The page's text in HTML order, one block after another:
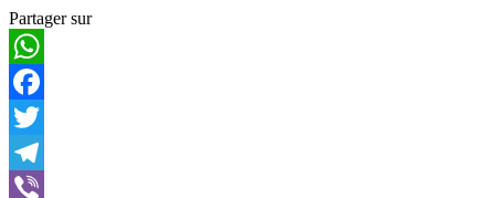
Partager sur
WhatsApp
Facebook
Twitter
Telegram